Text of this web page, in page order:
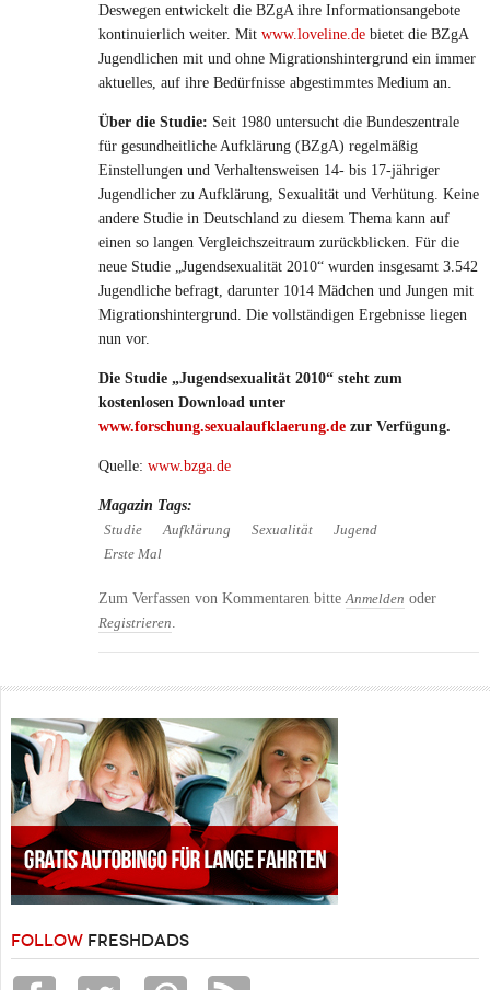
Deswegen entwickelt die BZgA ihre Informationsangebote
kontinuierlich weiter. Mit www.loveline.de bietet die BZgA
Jugendlichen mit und ohne Migrationshintergrund ein immer
aktuelles, auf ihre Bedürfnisse abgestimmtes Medium an.
Über die Studie: Seit 1980 untersucht die Bundeszentrale
für gesundheitliche Aufklärung (BZgA) regelmäßig
Einstellungen und Verhaltensweisen 14- bis 17-jähriger
Jugendlicher zu Aufklärung, Sexualität und Verhütung. Keine
andere Studie in Deutschland zu diesem Thema kann auf
einen so langen Vergleichszeitraum zurückblicken. Für die
neue Studie „Jugendsexualität 2010“ wurden insgesamt 3.542
Jugendliche befragt, darunter 1014 Mädchen und Jungen mit
Migrationshintergrund. Die vollständigen Ergebnisse liegen
nun vor.
Die Studie „Jugendsexualität 2010“ steht zum
kostenlosen Download unter
www.forschung.sexualaufklaerung.de zur Verfügung.
Quelle: www.bzga.de
Magazin Tags:
Studie Aufklärung Sexualität
Jugend
Erste Mal
Zum Verfassen von Kommentaren bitte Anmelden oder
Registrieren
FOLLOW FRESHDADS